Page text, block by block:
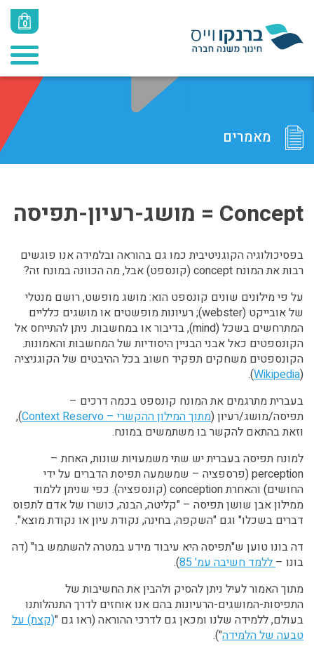
0
מאמרים
Concept = מושג-רעיון-תפיסה
בפסיכולוגיה הקוגניטיבית כמו גם בהוראה ובלמידה אנו פוגשים
רבות את המונח concept (קונספט) אבל, מה הכוונה במונח זה?
על פי מילונים שונים קונספט הוא: מושג מופשט, רושם מנטלי
של אובייקט (webster); רעיונות מופשטים או מושגים כלליים
המתרחשים בשכל (mind), בדיבור או במחשבות. ניתן להתייחס אל
הקונספטים כאל אבני הבניין היסודיות של המחשבות והאמונות.
הקונספטים משחקים תפקיד חשוב בכל ההיבטים של הקוגניציה
(
Wikipedia
).
בעברית מתרגמים את המונח קונספט בכמה דרכים –
תפיסה/מושג/רעיון (מתוך המילון ההקשרי – Context Reservo
),
וזאת בהתאם להקשר בו משתמשים במונח.
למונח תפיסה בעברית יש שתי משמעויות שונות, האחת –
perception (פרספציה – שמשמעה תפיסת הדברים על ידי
החושים) והאחרת conception (קונספציה). כפי שניתן ללמוד
ממילון אבן שושן תפיסה – "קליטה, הבנה, כושרו של אדם לתפוס
דברים בשכלו" וגם "השקפה, בחינה, נקודת עיון או נקודת מוצא".
דה בונו טוען ש"תפיסה היא עיבוד מידע במטרה להשתמש בו" (דה
בונו –ללמד חשיבה עמ' 85
).
מתוך האמור לעיל ניתן להסיק ולהבין את החשיבות של
התפיסות-המושגים-הרעיונות בהם אנו אוחזים לדרך התנהלותנו
בעולם, ללמידה שלנו ומכאן גם לדרכי ההוראה (ראו גם "(קצת) על
טבעה של הלמידה").